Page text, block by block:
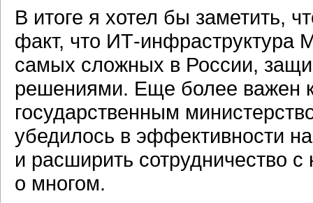
В итоге я хотел бы заметить,
факт, что ИТ-инфраструктура
самых сложных в России,
решениями. Еще более важен
государственным
убедилось в эффективности
и расширить сотрудничество
о многом.